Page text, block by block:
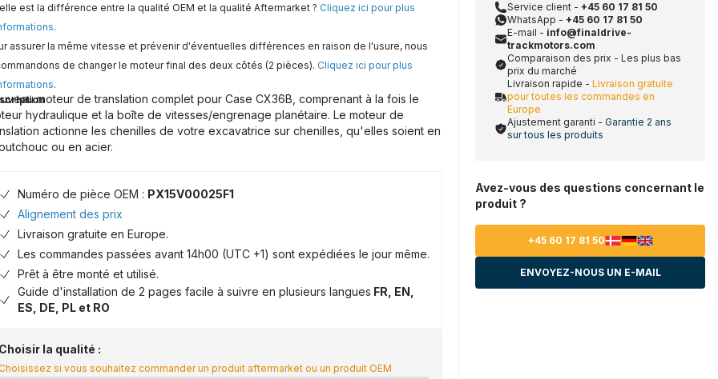
est la différence entre la qualité OEM et la qualité Aftermarket ? Cliquez ici pour plus
.
assurer la même vitesse et prévenir d'éventuelles différences en raison de l'usure, nous
de changer le moteur final des deux côtés (2 pièces). Cliquez ici pour plus
.
moteur de translation complet pour Case CX36B, comprenant à la fois le
hydraulique et la boîte de vitesses/engrenage planétaire. Le moteur de
actionne les chenilles de votre excavatrice sur chenilles, qu'elles soient en
ou en acier.
Numéro de pièce OEM : PX15V00025F1
Alignement des prix
Livraison gratuite en Europe.
Les commandes passées avant 14h00 (UTC +1) sont expédiées le jour même.
Prêt à être monté et utilisé.
Guide d'installation de 2 pages facile à suivre en plusieurs langues FR, EN,
ES, DE, PL et RO
Choisir la qualité :
si vous souhaitez commander un produit aftermarket ou un produit OEM
Service client - +45 60 17 81 50
WhatsApp - +45 60 17 81 50
E-mail - info@finaldrive-
trackmotors.com
Comparaison des prix - Les plus bas
prix du marché
Livraison rapide - Livraison gratuite
pour toutes les commandes en
Europe
Ajustement garanti - Garantie 2 ans
sur tous les produits
Avez-vous des questions concernant le
produit ?
+45 60 17 81 50
ENVOYEZ-NOUS UN E-MAIL